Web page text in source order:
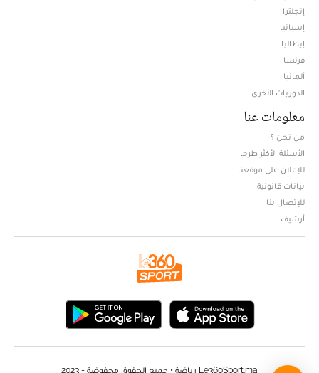
إنجلترا
إسبانيا
إيطاليا
فرنسا
ألمانيا
الدوريات الأخرى
معلومات عنا
من نحن ؟
الأسئلة الأكثر طرحا
للإعلان على موقعنا
بيانات قانونية
للإتصال بنا
أرشيف
Le360Sport.ma رياضة • جميع الحقوق محفوضة - 2023